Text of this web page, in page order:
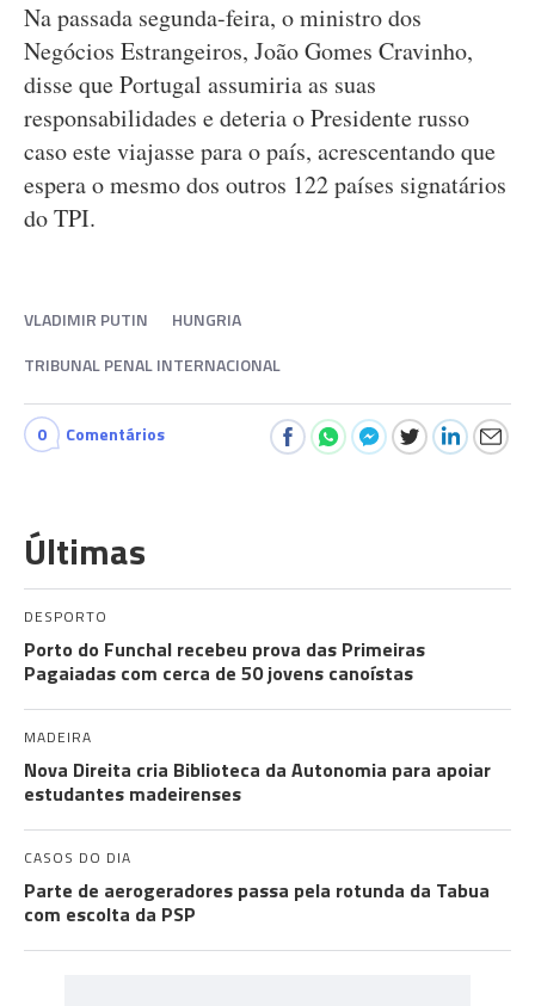
Na passada segunda-feira, o ministro dos
Negócios Estrangeiros, João Gomes Cravinho,
disse que Portugal assumiria as suas
responsabilidades e deteria o Presidente russo
caso este viajasse para o país, acrescentando que
espera o mesmo dos outros 122 países signatários
do TPI.
VLADIMIR PUTIN
HUNGRIA
TRIBUNAL PENAL INTERNACIONAL
0 Comentários
Últimas
DESPORTO
Porto do Funchal recebeu prova das Primeiras
Pagaiadas com cerca de 50 jovens canoístas
MADEIRA
Nova Direita cria Biblioteca da Autonomia para apoiar
estudantes madeirenses
CASOS DO DIA
Parte de aerogeradores passa pela rotunda da Tabua
com escolta da PSP